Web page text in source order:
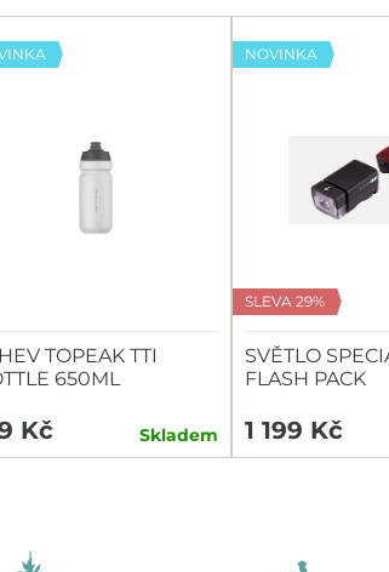
TOPEAK TTI
650ML
Kč Skladem
NOVINKA
SLEVA 29%
SVĚTLO
FLASH PACK
1 199 Kč